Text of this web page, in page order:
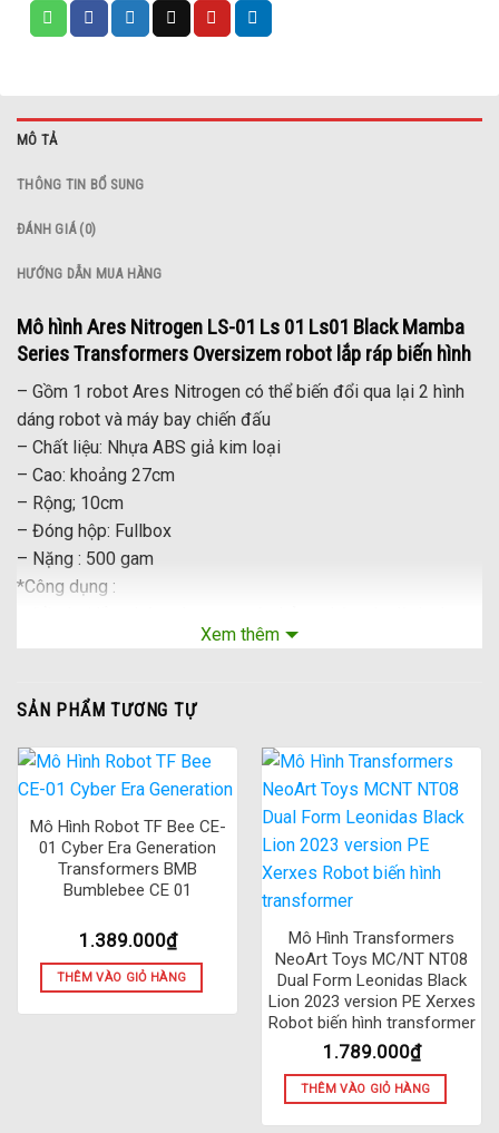
MÔ TẢ
THÔNG TIN BỔ SUNG
ĐÁNH GIÁ (0)
HƯỚNG DẪN MUA HÀNG
Mô hình Ares Nitrogen LS-01 Ls 01 Ls01 Black Mamba
Series Transformers Oversizem robot lắp ráp biến hình
– Gồm 1 robot Ares Nitrogen có thể biến đổi qua lại 2 hình
dáng robot và máy bay chiến đấu
– Chất liệu: Nhựa ABS giả kim loại
– Cao: khoảng 27cm
– Rộng; 10cm
– Đóng hộp: Fullbox
– Nặng : 500 gam
*Công dụng :
Xem thêm
SẢN PHẨM TƯƠNG TỰ
Mô Hình Robot TF Bee CE-
01 Cyber Era Generation
Transformers BMB
Bumblebee CE 01
1.389.000₫
THÊM VÀO GIỎ HÀNG
Mô Hình Transformers
NeoArt Toys MC/NT NT08
Dual Form Leonidas Black
Lion 2023 version PE Xerxes
Robot biến hình transformer
1.789.000₫
THÊM VÀO GIỎ HÀNG